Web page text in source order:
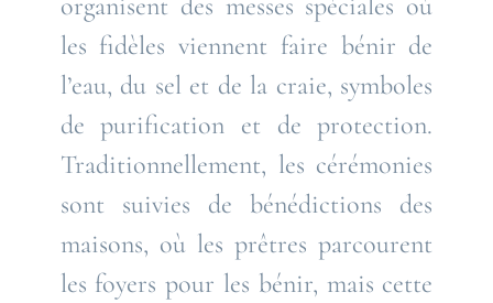
les fidèles viennent faire bénir de
l’eau, du sel et de la craie, symboles
de purification et de protection.
Traditionnellement, les cérémonies
sont suivies de bénédictions des
maisons, où les prêtres parcourent
les foyers pour les bénir, mais cette